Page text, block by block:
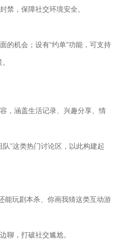
禁，保障社交环境安全。
的机会；设有“约单”功能，可支持
，涵盖生活记录、兴趣分享、情
队”这类热门讨论区，以此构建起
能玩剧本杀、你画我猜这类互动游
聊，打破社交尴尬。